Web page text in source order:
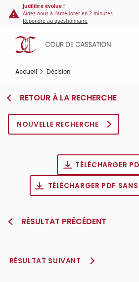
Panneau de gestion des cookies
contenu
principal
Judilibre évolue !
Aidez-nous à l'améliorer en 2 minutes
Répondre au questionnaire
Accueil Décision
RETOUR À LA RECHERCHE
NOUVELLE RECHERCHE
TÉLÉCHARGER
TÉLÉCHARGER PDF
RÉSULTAT PRÉCÉDENT
RÉSULTAT SUIVANT